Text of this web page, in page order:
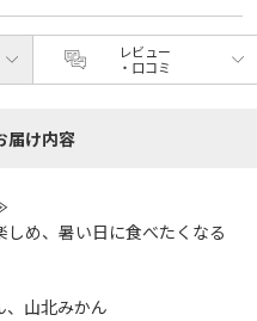
レビュー
・口コミ
届け内容
め、暑い日に食べたくなる
山北みかん